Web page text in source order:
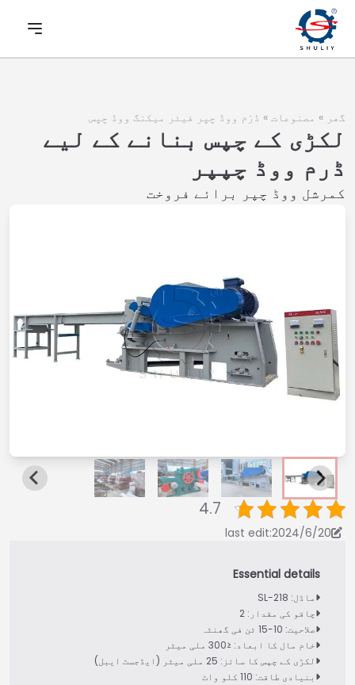
گھر » مصنوعات » ڈرَم ووڈ چپر فیئر میکنگ ووڈ چپس
لکڑی کے چپس بنانے کے لیے
ڈرم ووڈ چپپر
کمرشل ووڈ چپر برائے فروخت
4.7
last edit:2024/6/20
ماڈل: SL-218
چاقو کی مقدار: 2
صلاحیت: 10-15 ٹن فی گھنٹہ
خام مال کا ابعاد: ≤300 ملی میٹر
لکڑی کے چپس کا سائز: 25 ملی میٹر (ایڈجسٹ ایبل)
بنیادی طاقت: 110 کلو واٹ